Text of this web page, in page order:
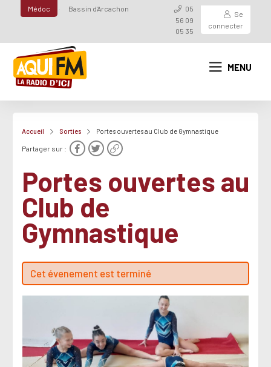
Médoc Bassin d'Arcachon
05
56 09
05 35
Se
connecter
MENU
Accueil Sorties Portes ouvertes au Club de Gymnastique
Partager sur :
Portes ouvertes au
Club de
Gymnastique
Cet évenement est terminé